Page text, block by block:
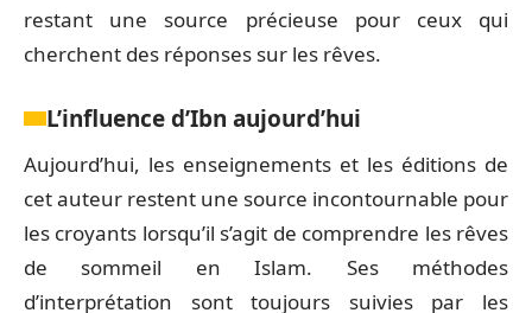
restant une source précieuse pour ceux qui
cherchent des réponses sur les rêves.
L’influence d’Ibn aujourd’hui
Aujourd’hui, les enseignements et les éditions de
cet auteur restent une source incontournable pour
les croyants lorsqu’il s’agit de comprendre les rêves
de sommeil en Islam. Ses méthodes
d’interprétation sont toujours suivies par les